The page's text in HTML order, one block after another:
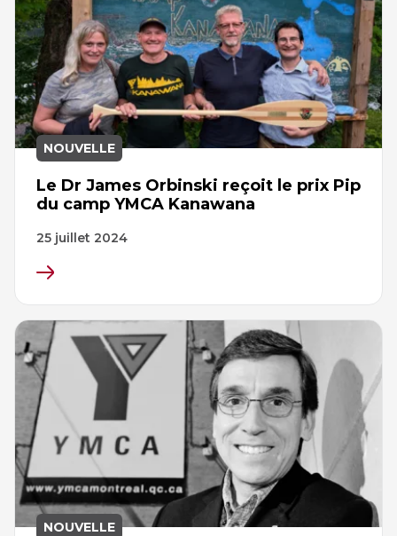
NOUVELLE
Le Dr James Orbinski reçoit le prix Pip
du camp YMCA Kanawana
25 juillet 2024
NOUVELLE